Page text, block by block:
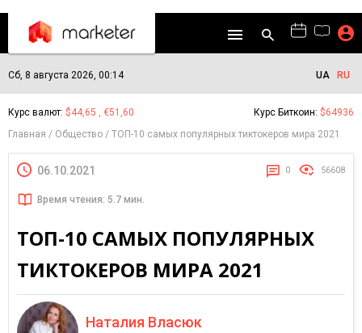
Сб, 8 августа 2026, 00:14 UA RU
Курс валют: $44,65 , €51,60 Курс Биткоин: $64936
Главная
Общество ТОП-10 самых популярных тиктокеров мира 2021
06.10.2021 0 56608
Время чтения: 5.7 мин.
ТОП-10 САМЫХ ПОПУЛЯРНЫХ
ТИКТОКЕРОВ МИРА 2021
Наталия Власюк